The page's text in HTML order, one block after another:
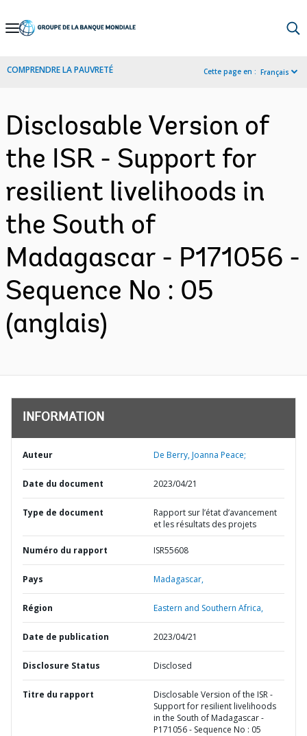
Skip
Navigation
COMPRENDRE LA PAUVRETÉ Cette page en : Français
Disclosable Version of
the ISR - Support for
resilient livelihoods in
the South of
Madagascar - P171056 -
Sequence No : 05
(anglais)
INFORMATION
Auteur De Berry, Joanna Peace;
Date du document 2023/04/21
Type de document
Rapport sur l’état d’avancement
et les résultats des projets
Numéro du rapport ISR55608
Pays Madagascar,
Région Eastern and Southern Africa,
Date de publication 2023/04/21
Disclosure Status Disclosed
Titre du rapport
Disclosable Version of the ISR -
Support for resilient livelihoods
in the South of Madagascar -
P171056 - Sequence No : 05